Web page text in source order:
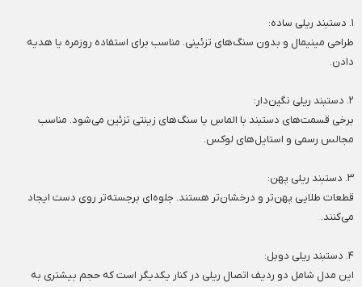
۱. دستبند ریلی ساده:
طراحی مینیمال و بدون سنگ‌های تزئینی. مناسب برای استفاده روزمره یا هدیه
دادن.
۲. دستبند ریلی نگین‌دار:
برخی قسمت‌های دستبند با الماس یا سنگ‌های زینتی تزئین می‌شود. مناسب
مجالس رسمی و استایل‌های لوکس.
۳. دستبند ریلی پهن:
قطعات طلایی پهن‌تر و درخشان‌تر هستند. جلوه‌ای برجسته‌تر روی دست ایجاد
می‌کنند.
۴. دستبند ریلی دوبل:
این مدل شامل دو ردیف اتصال ریلی در کنار یکدیگر است که حجم بیشتری به